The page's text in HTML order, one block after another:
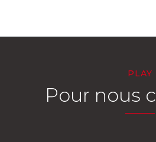
PLAY
Pour nous